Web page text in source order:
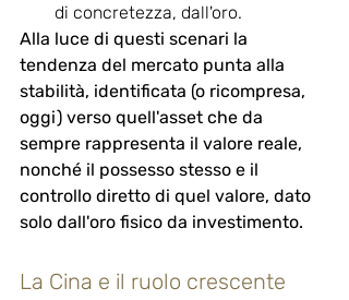
di concretezza, dall'oro.
Alla luce di questi scenari la
tendenza del mercato punta alla
stabilità, identificata (o ricompresa,
oggi) verso quell'asset che da
sempre rappresenta il valore reale,
nonché il possesso stesso e il
controllo diretto di quel valore, dato
solo dall'oro fisico da investimento.
La Cina e il ruolo crescente